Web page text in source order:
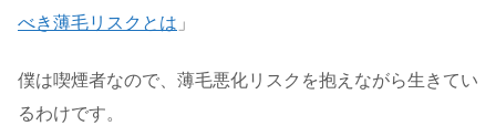
べき薄毛リスクとは 」
僕は喫煙者なので、薄毛悪化リスクを抱えながら生きてい
るわけです。